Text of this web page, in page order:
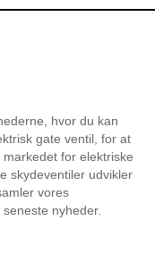
hvor du kan
gate ventil, for at
for elektriske
skydeventiler udvikler
vores
nyheder.